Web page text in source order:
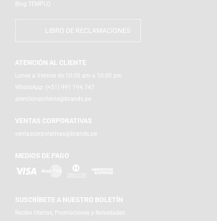
Blog TEMPLO
LIBRO DE RECLAMACIONES
ATENCIÓN AL CLIENTE
Lunes a Viernes de 10:00 am a 10:00 pm
WhatsApp: (+51) 991 194 747
atencionalcliente@brands.pe
VENTAS CORPORATIVAS
ventascorporativas@brands.pe
MEDIOS DE PAGO
SUSCRÍBETE A NUESTRO BOLETÍN
Recibe Ofertas, Promociones y Novedades